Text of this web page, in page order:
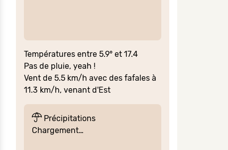
Températures entre 5.9° et 17.4
Pas de pluie, yeah !
Vent de 5.5 km/h avec des fafales à
11.3 km/h, venant d'Est
Précipitations
Chargement…